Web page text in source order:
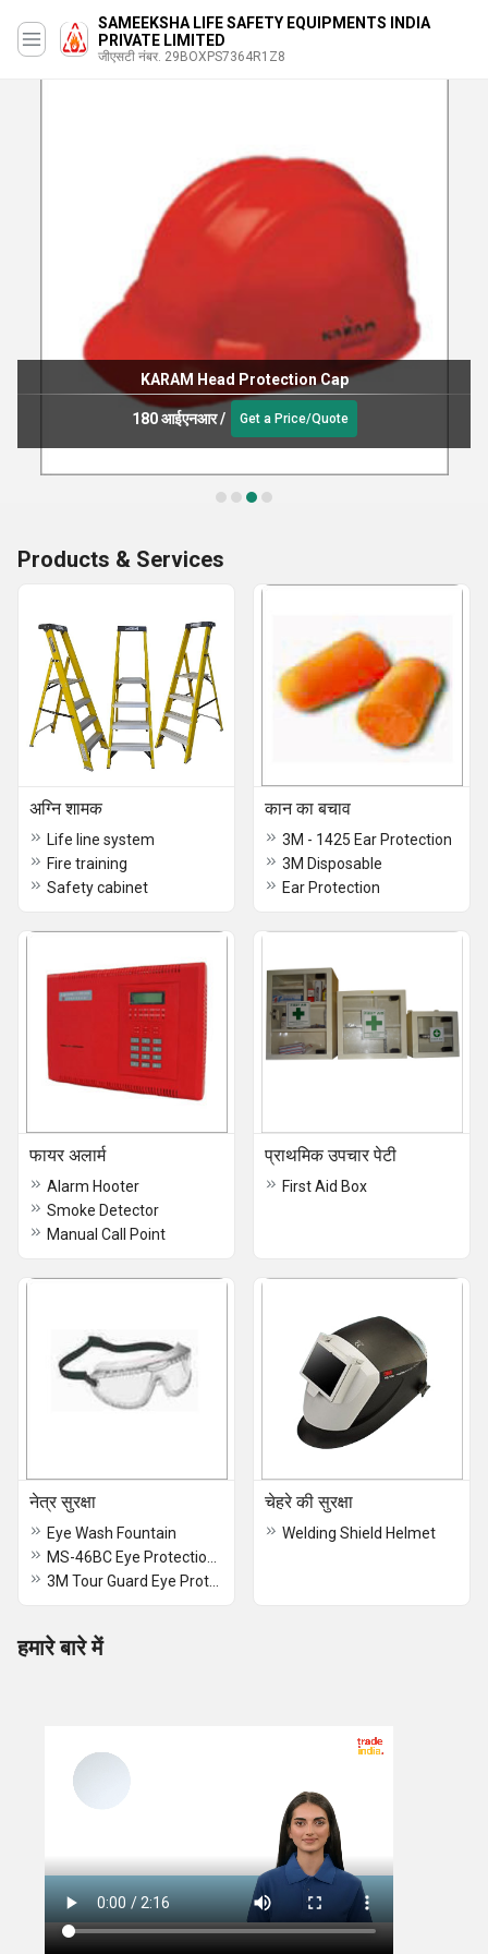
SAMEEKSHA LIFE SAFETY EQUIPMENTS INDIA
PRIVATE LIMITED
जीएसटी नंबर. 29BOXPS7364R1Z8
KARAM Head Protection Cap
180 आईएनआर/ Get a Price/Quote
Products & Services
अग्नि शामक
Life line system
Fire training
Safety cabinet
कान का बचाव
3M - 1425 Ear Protection
3M Disposable
Ear Protection
फायर अलार्म
Alarm Hooter
Smoke Detector
Manual Call Point
प्राथमिक उपचार पेटी
First Aid Box
नेत्र सुरक्षा
Eye Wash Fountain
चेहरे की सुरक्षा
Welding Shield Helmet
हमारे बारे में